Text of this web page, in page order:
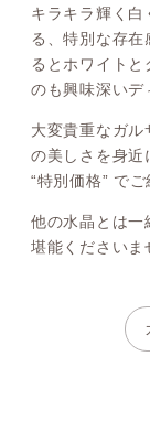
キラキラ輝く
る、特別な存
るとホワイト
のも興味深いデ
大変貴重なガル
の美しさを身近
“特別価格” でご
他の水晶とは一
堪能くださいま